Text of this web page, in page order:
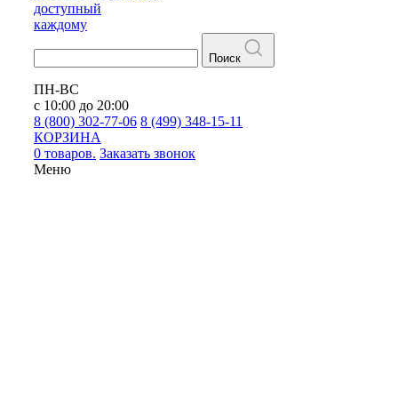
доступный
каждому
Поиск
ПН-ВС
с 10:00 до 20:00
8 (800) 302-77-06 8 (499) 348-15-11
КОРЗИНА
0 товаров. Заказать звонок
Меню